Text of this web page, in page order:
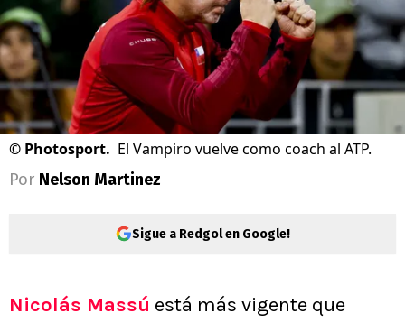
© Photosport. El Vampiro vuelve como coach al ATP.
Por Nelson Martinez
Sigue a Redgol en Google!
Nicolás Massú está más vigente que